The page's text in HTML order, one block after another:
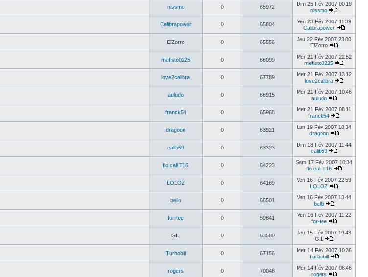
nissmo 0 65972
Dim 25 Fév 2007 00:19
nissmo
Calibrapower 0 65804
Ven 23 Fév 2007 11:39
Calibrapower
ElZorro 0 65556
Jeu 22 Fév 2007 23:00
ElZorro
mefisto0225 0 66099
Mer 21 Fév 2007 22:52
mefisto0225
love2calibra 0 67789
Mer 21 Fév 2007 13:12
love2calibra
auludo 0 66915
Mer 21 Fév 2007 10:46
auludo
franck54 0 65968
Mer 21 Fév 2007 08:11
franck54
dragoon 0 63921
Lun 19 Fév 2007 18:34
dragoon
calib59 0 63323
Dim 18 Fév 2007 11:44
calib59
flo cali T16 0 64223
Sam 17 Fév 2007 10:34
flo cali T16
LOLOZ 0 64169
Ven 16 Fév 2007 22:59
LOLOZ
bello 0 66501
Ven 16 Fév 2007 13:44
bello
for-tee 0 59841
Ven 16 Fév 2007 11:22
for-tee
GIL 0 63580
Jeu 15 Fév 2007 19:43
GIL
Turbobill 0 67156
Mer 14 Fév 2007 10:36
Turbobill
rogers 0 70048
Mer 14 Fév 2007 08:46
rogers